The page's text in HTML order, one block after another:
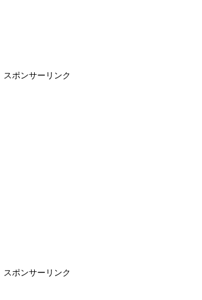
スポンサーリンク
スポンサーリンク